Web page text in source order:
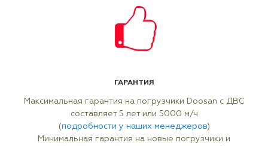
ГАРАНТИЯ
Максимальная гарантия на погрузчики Doosan с ДВС
составляет 5 лет или 5000 м/ч
(подробности у наших менеджеров)
Минимальная гарантия на новые погрузчики и